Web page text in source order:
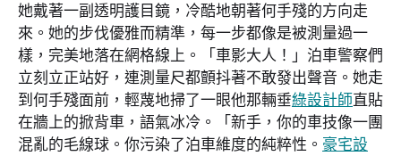
她戴著一副透明護目鏡，冷酷地朝著何手殘的方向走
來。她的步伐優雅而精準，每一步都像是被測量過一
樣，完美地落在網格線上。「車影大人！」泊車警察們
立刻立正站好，連測量尺都顫抖著不敢發出聲音。她走
到何手殘面前，輕蔑地掃了一眼他那輛垂綠設計師直貼
在牆上的掀背車，語氣冰冷。「新手，你的車技像一團
混亂的毛線球。你污染了泊車維度的純粹性。 豪宅設